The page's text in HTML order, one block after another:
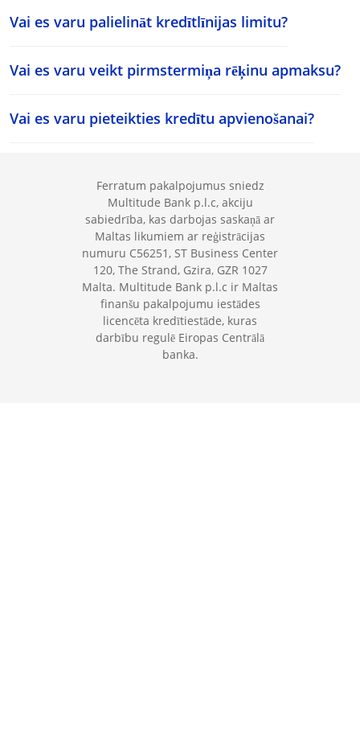
Vai es varu palielināt kredītlīnijas limitu?
Vai es varu veikt pirmstermiņa rēķinu apmaksu?
Vai es varu pieteikties kredītu apvienošanai?
Ferratum pakalpojumus sniedz
Multitude Bank p.l.c, akciju
sabiedrība, kas darbojas saskaņā ar
Maltas likumiem ar reģistrācijas
numuru C56251, ST Business Center
120, The Strand, Gzira, GZR 1027
Malta. Multitude Bank p.l.c ir Maltas
finanšu pakalpojumu iestādes
licencēta kredītiestāde, kuras
darbību regulē Eiropas Centrālā
banka.